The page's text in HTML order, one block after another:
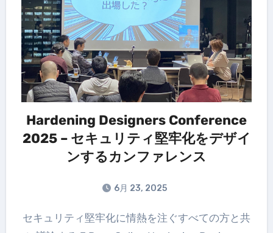
Hardening Designers Conference
2025 – セキュリティ堅牢化をデザイ
ンするカンファレンス
6月 23, 2025
セキュリティ堅牢化に情熱を注ぐすべての方と共